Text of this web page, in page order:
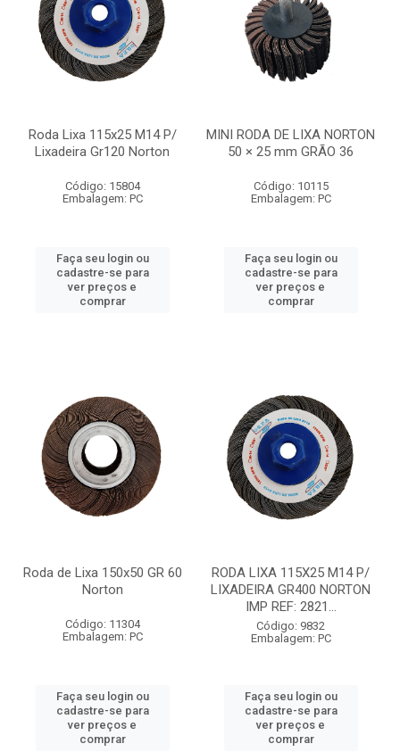
Roda Lixa 115x25 M14 P/
Lixadeira Gr120 Norton
Código: 15804
Embalagem: PC
Faça seu login ou
cadastre-se para
ver preços e
comprar
MINI RODA DE LIXA NORTON
50 × 25 mm GRÃO 36
Código: 10115
Embalagem: PC
Faça seu login ou
cadastre-se para
ver preços e
comprar
Roda de Lixa 150x50 GR 60
Norton
Código: 11304
Embalagem: PC
Faça seu login ou
cadastre-se para
ver preços e
comprar
RODA LIXA 115X25 M14 P/
LIXADEIRA GR400 NORTON
IMP REF: 2821...
Código: 9832
Embalagem: PC
Faça seu login ou
cadastre-se para
ver preços e
comprar